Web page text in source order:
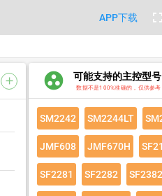
信，包括量产工具都
APP下载 fullscreen
add group_work 可能支持的主控型号
数据不是100%准确的，仅供参考
SM2242 SM2244LT
JMF608 JMF670H
SF2281 SF2282 SF2382